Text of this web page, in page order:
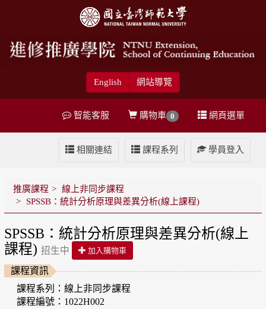
English 網站導覽
網頁選單
購物車 0
智能客服
學員登入
課程系列
相關連結
推廣課程
線上非同步課程
SPSSB：統計分析原理與差異分析(線上課程)
SPSSB：統計分析原理與差異分析(線上
課程) 招生中 加入購物車
課程資訊
課程系列：線上非同步課程
課程編號：1022H002